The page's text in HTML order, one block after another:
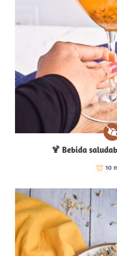
🍹​ Bebida
10